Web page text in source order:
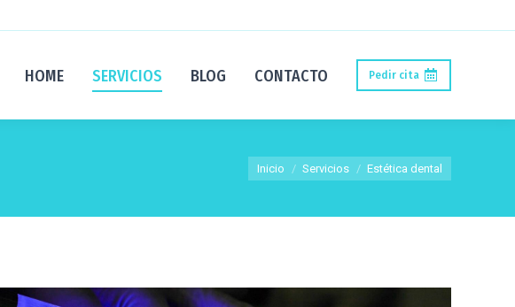
HOME SERVICIOS BLOG CONTACTO Pedir cita
Estás aquí:
Inicio Servicios Estética dental